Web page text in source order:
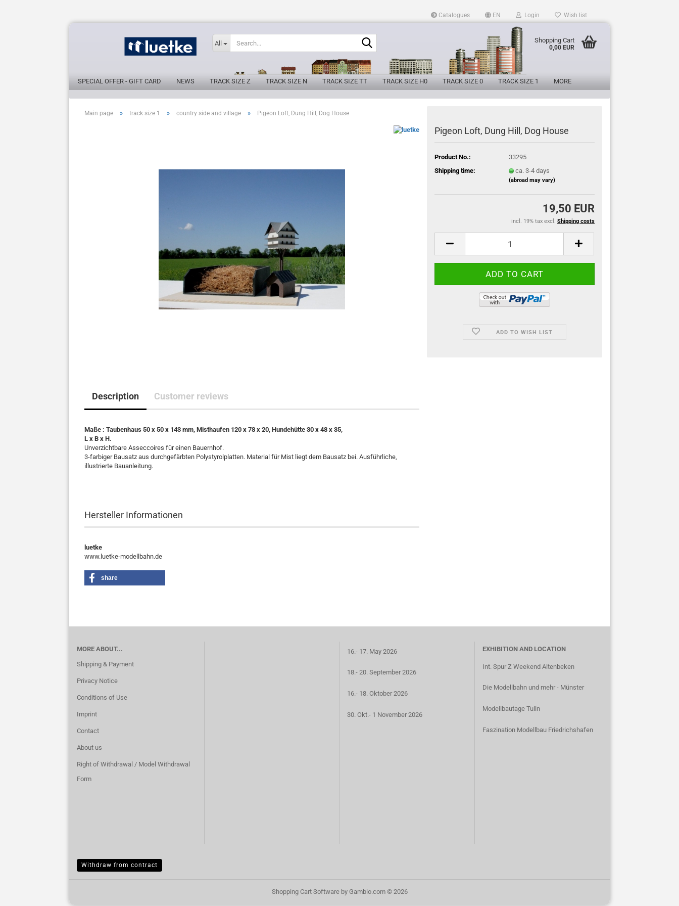
Catalogues EN Login Wish list
All Shopping Cart
0,00 EUR
SPECIAL OFFER - GIFT CARD NEWS TRACK SIZE Z TRACK SIZE N TRACK SIZE TT TRACK SIZE H0 TRACK SIZE 0 TRACK SIZE 1 MORE
Main page » track size 1 » country side and village » Pigeon Loft, Dung Hill, Dog House
Pigeon Loft, Dung Hill, Dog House
Product No.:
33295
Shipping time:
ca. 3-4 days
(abroad may vary)
19,50 EUR
incl. 19% tax excl. Shipping costs
ADD TO WISH LIST
Description Customer reviews
Maße : Taubenhaus 50 x 50 x 143 mm, Misthaufen 120 x 78 x 20, Hundehütte 30 x 48 x 35,
L x B x H.
Unverzichtbare Asseccoires für einen Bauernhof.
3-farbiger Bausatz aus durchgefärbten Polystyrolplatten. Material für Mist liegt dem Bausatz bei. Ausführliche,
illustrierte Bauanleitung.
Hersteller Informationen
luetke
www.luetke-modellbahn.de
share
MORE ABOUT...
Shipping & Payment
Privacy Notice
Conditions of Use
Imprint
Contact
About us
Right of Withdrawal / Model Withdrawal
Form
16.- 17. May 2026
18.- 20. September 2026
16.- 18. Oktober 2026
30. Okt.- 1 November 2026
EXHIBITION AND LOCATION
Int. Spur Z Weekend Altenbeken
Die Modellbahn und mehr - Münster
Modellbautage Tulln
Faszination Modellbau Friedrichshafen
Withdraw from contract
Shopping Cart Softwareby Gambio.com © 2026